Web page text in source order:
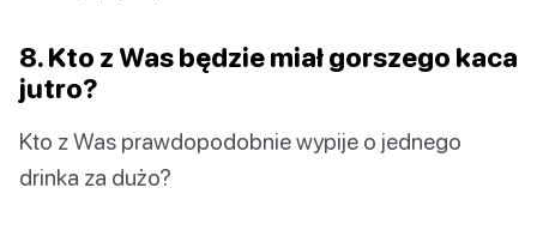
8. Kto z Was będzie miał gorszego kaca
jutro?
Kto z Was prawdopodobnie wypije o jednego
drinka za dużo?